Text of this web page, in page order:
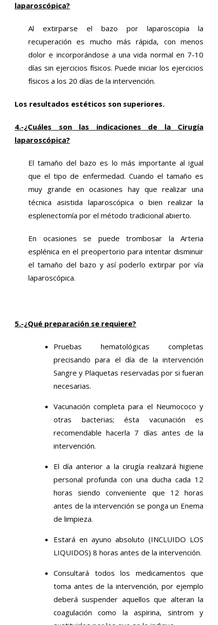
laparoscópica?
Al extirparse el bazo por laparoscopia la
recuperación es mucho más rápida, con menos
dolor e incorporándose a una vida normal en 7-10
días sin ejercicios físicos. Puede iniciar los ejercicios
físicos a los 20 días de la intervención.
Los resultados estéticos son superiores.
4.-¿Cuáles son las indicaciones de la Cirugía
laparoscópica?
El tamaño del bazo es lo más importante al igual
que el tipo de enfermedad. Cuando el tamaño es
muy grande en ocasiones hay que realizar una
técnica asistida laparoscópica o bien realizar la
esplenectomía por el método tradicional abierto.
En ocasiones se puede trombosar la Arteria
esplénica en el preopertorio para intentar disminuir
el tamaño del bazo y así poderlo extirpar por vía
laparoscópica.
5.-¿Qué preparación se requiere?
Pruebas hematológicas completas
precisando para el día de la intervención
Sangre y Plaquetas reservadas por si fueran
necesarias.
Vacunación completa para el Neumococo y
otras bacterias; ésta vacunación es
recomendable hacerla 7 días antes de la
intervención.
El día anterior a la cirugía realizará higiene
personal profunda con una ducha cada 12
horas siendo conveniente que 12 horas
antes de la intervención se ponga un Enema
de limpieza.
Estará en ayuno absoluto (INCLUIDO LOS
LIQUIDOS) 8 horas antes de la intervención.
Consultará todos los medicamentos que
toma antes de la intervención, por ejemplo
deberá suspender aquellos que alteran la
coagulación como la aspirina, sintrom y